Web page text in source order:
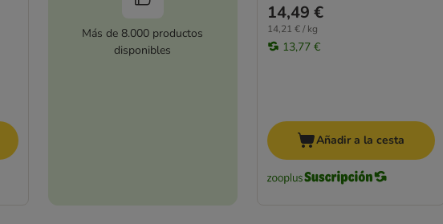
Más de 8.000 productos
disponibles
14,49 €
14,21 € / kg
13,77 €
Añadir a la cesta